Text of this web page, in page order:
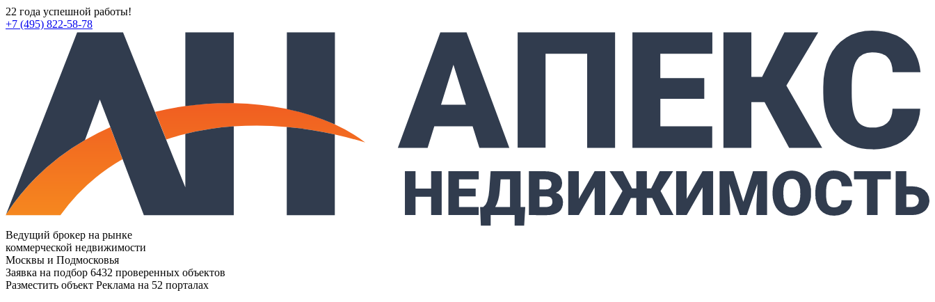
22 года успешной работы!
+7 (495) 822-58-78
Ведущий брокер на рынке
коммерческой недвижимости
Москвы и Подмосковья
Заявка на подбор 6432 проверенных объектов
Разместить объект Реклама на 52 порталах